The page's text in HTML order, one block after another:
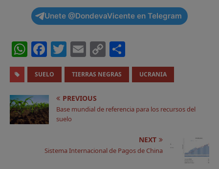
Unete @DondevaVicente en Telegram
W
h
a
ts
A
p
F
a
c
e
b
o
o
k
T
w
it
t
e
r
E
m
ai
l
C
o
p
Li
k
o
m
a
SUELO TIERRAS NEGRAS UCRANIA
PREVIOUS
Base mundial de referencia para los recursos del
suelo
NEXT
Sistema Internacional de Pagos de China